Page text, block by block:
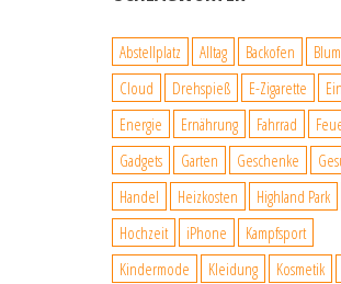
Abstellplatz Alltag Backofen
Cloud
Drehspieß E-Zigarette
Energie
Ernährung Fahrrad
Gadgets
Garten Geschenke
Handel
Heizkosten Highland Park
Hochzeit
iPhone
Kampfsport
Kindermode
Kleidung Kosmetik